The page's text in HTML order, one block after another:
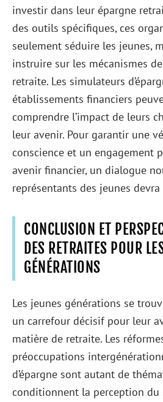
investir dans leur épargne
des outils spécifiques, ces
seulement séduire les jeunes,
instruire sur les mécanismes
retraite. Les simulateurs
établissements financiers
comprendre l’impact de leurs
leur avenir. Pour garantir une
conscience et un engagement
avenir financier, un dialogue
représentants des jeunes
CONCLUSION ET
DES RETRAITES POUR
GÉNÉRATIONS
Les jeunes générations se
un carrefour décisif pour leur
matière de retraite. Les
préoccupations
d’épargne sont autant de
conditionnent la perception du